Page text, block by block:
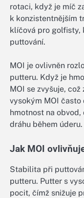
rotaci, když je míč
k konzistentnějším
klíčová pro golfisty,
puttování.
MOI je ovlivněn
putteru. Když je
MOI se zvyšuje,
vysokým MOI
hmotnost na
dráhu během úderu.
Jak MOI
Stabilita při
putteru. Putter s
pocit, čímž snižuje